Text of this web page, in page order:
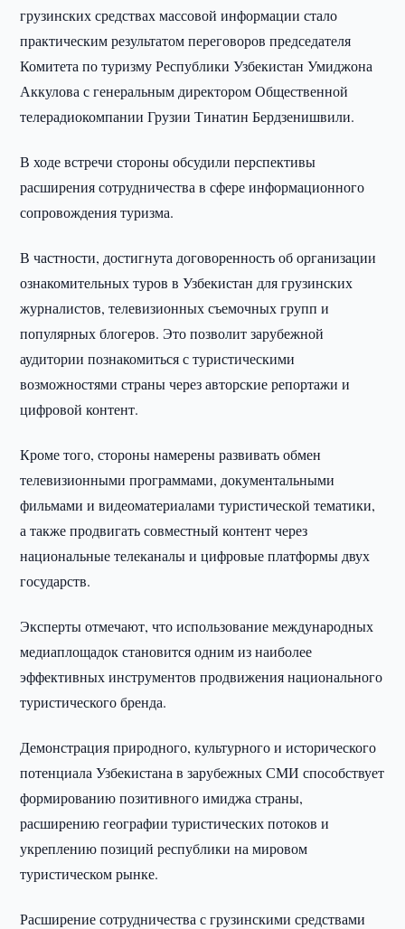
грузинских средствах массовой информации стало
практическим результатом переговоров председателя
Комитета по туризму Республики Узбекистан Умиджона
Аккулова с генеральным директором Общественной
телерадиокомпании Грузии Тинатин Бердзенишвили.
В ходе встречи стороны обсудили перспективы
расширения сотрудничества в сфере информационного
сопровождения туризма.
В частности, достигнута договоренность об организации
ознакомительных туров в Узбекистан для грузинских
журналистов, телевизионных съемочных групп и
популярных блогеров. Это позволит зарубежной
аудитории познакомиться с туристическими
возможностями страны через авторские репортажи и
цифровой контент.
Кроме того, стороны намерены развивать обмен
телевизионными программами, документальными
фильмами и видеоматериалами туристической тематики,
а также продвигать совместный контент через
национальные телеканалы и цифровые платформы двух
государств.
Эксперты отмечают, что использование международных
медиаплощадок становится одним из наиболее
эффективных инструментов продвижения национального
туристического бренда.
Демонстрация природного, культурного и исторического
потенциала Узбекистана в зарубежных СМИ способствует
формированию позитивного имиджа страны,
расширению географии туристических потоков и
укреплению позиций республики на мировом
туристическом рынке.
Расширение сотрудничества с грузинскими средствами